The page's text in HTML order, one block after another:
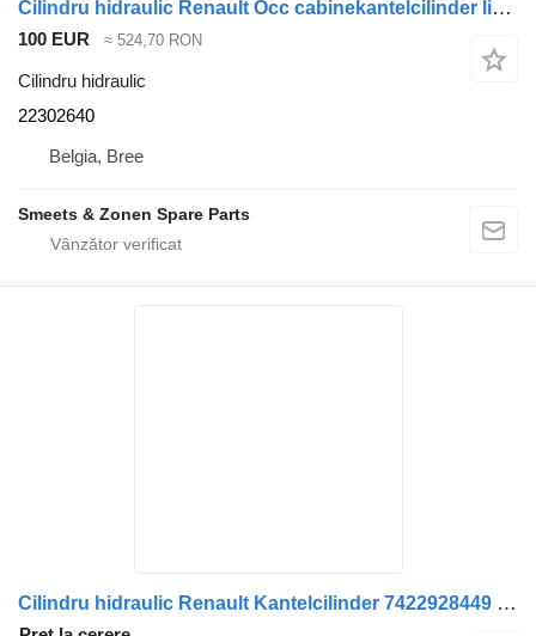
Cilindru hidraulic Renault Occ cabinekantelcilinder links 22302640 pentru camion
100 EUR ≈ 524,70 RON
Cilindru hidraulic
22302640
Belgia, Bree
Smeets & Zonen Spare Parts
Cilindru hidraulic Renault Kantelcilinder 7422928449 pentru camion